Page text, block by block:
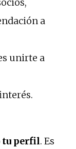
a
unirte a
tu perfil. Es